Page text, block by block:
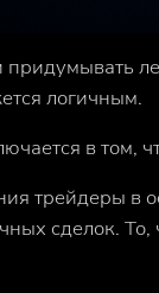
придумывать
логичным.
в том,
трейдеры в
сделок.